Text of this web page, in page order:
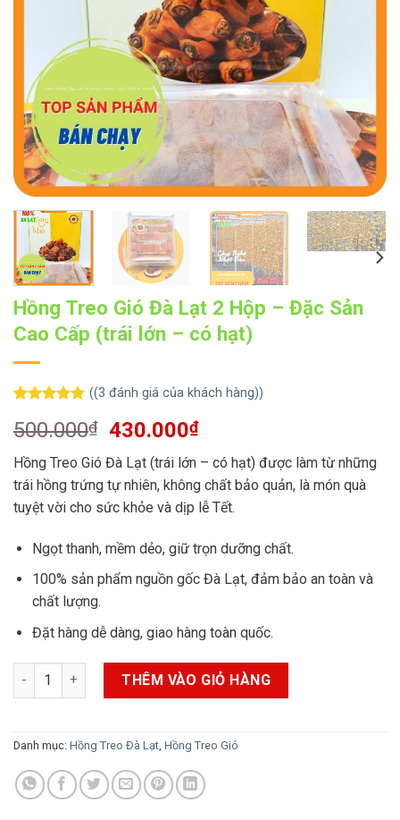
Hồng Treo Gió Đà Lạt 2 Hộp – Đặc Sản
Cao Cấp (trái lớn – có hạt)
dựa trên
((3 đánh giá của khách hàng))
500.000₫
Giá
gốc
là:
500.000₫.
430.000₫Giá
hiện
tại
là:
430.000₫.
Hồng Treo Gió Đà Lạt (trái lớn – có hạt) được làm từ những
trái hồng trứng tự nhiên, không chất bảo quản, là món quà
tuyệt vời cho sức khỏe và dịp lễ Tết.
Ngọt thanh, mềm dẻo, giữ trọn dưỡng chất.
100% sản phẩm nguồn gốc Đà Lạt, đảm bảo an toàn và
chất lượng.
Đặt hàng dễ dàng, giao hàng toàn quốc.
Hồng Treo Gió Đà Lạt 2 Hộp - Đặc Sản Cao Cấp (trái lớn - có
THÊM VÀO GIỎ HÀNG
Danh mục: Hồng Treo Đà Lạt Hồng Treo Gió